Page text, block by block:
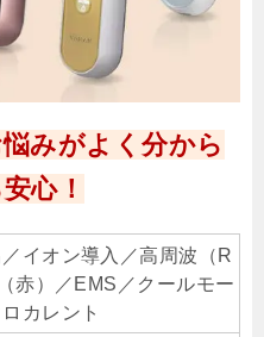
みがよく分から
心！
イオン導入／高周波（R
赤）／EMS／クールモー
カレント